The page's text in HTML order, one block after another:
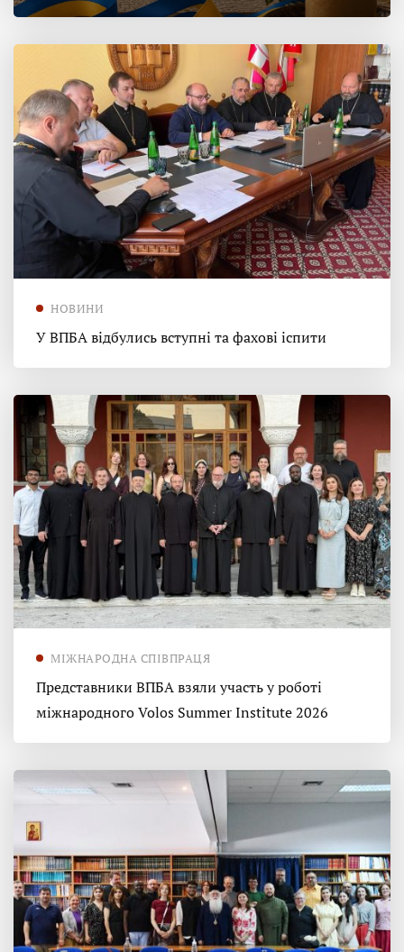
НОВИНИ
У ВПБА відбулись вступні та фахові іспити
МІЖНАРОДНА СПІВПРАЦЯ
Представники ВПБА взяли участь у роботі
міжнародного Volos Summer Institute 2026